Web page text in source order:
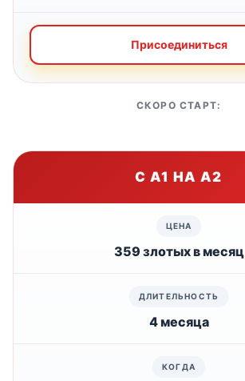
Присоединиться
СКОРО СТАРТ:
С А1 НА А2
359 злотых в месяц
4 месяца